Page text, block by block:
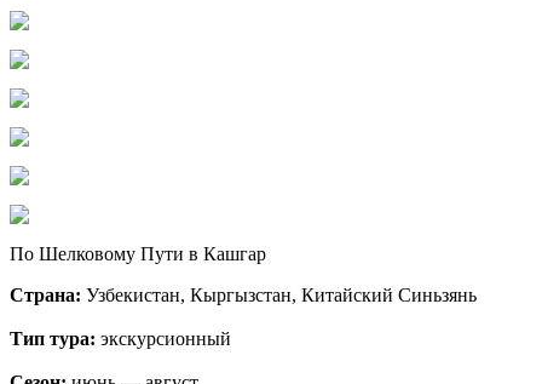
По Шелковому Пути в Кашгар
Страна: Узбекистан, Кыргызстан, Китайский Синьзянь
Тип тура: экскурсионный